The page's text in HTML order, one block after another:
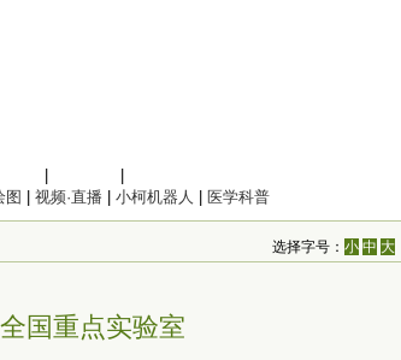
图 视频·直播 小柯机器人 医学科普
选择字号：小 中 大
国重点实验室